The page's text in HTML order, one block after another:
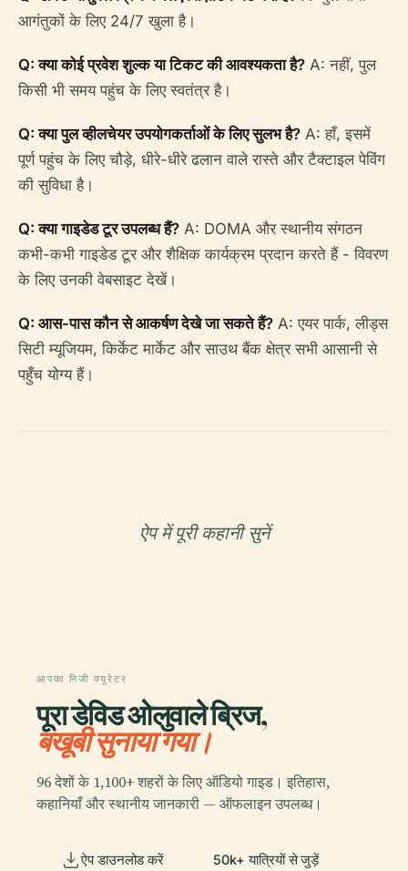
आगंतुकों के लिए 24/7 खुला है।
Q: क्या कोई प्रवेश शुल्क या टिकट की आवश्यकता है? A: नहीं, पुल
किसी भी समय पहुंच के लिए स्वतंत्र है।
Q: क्या पुल व्हीलचेयर उपयोगकर्ताओं के लिए सुलभ है? A: हाँ, इसमें
पूर्ण पहुंच के लिए चौड़े, धीरे-धीरे ढलान वाले रास्ते और टैक्टाइल पेविंग
की सुविधा है।
Q: क्या गाइडेड टूर उपलब्ध हैं? A: DOMA और स्थानीय संगठन
कभी-कभी गाइडेड टूर और शैक्षिक कार्यक्रम प्रदान करते हैं - विवरण
के लिए उनकी वेबसाइट देखें।
Q: आस-पास कौन से आकर्षण देखे जा सकते हैं? A: एयर पार्क, लीड्स
सिटी म्यूजियम, किर्केट मार्केट और साउथ बैंक क्षेत्र सभी आसानी से
पहुँच योग्य हैं।
ऐप में पूरी कहानी सुनें
आपका निजी क्यूरेटर
पूरा डेविड ओलुवाले ब्रिज,
बखूबी सुनाया गया।
96 देशों के 1,100+ शहरों के लिए ऑडियो गाइड। इतिहास,
कहानियाँ और स्थानीय जानकारी — ऑफलाइन उपलब्ध।
ऐप डाउनलोड करें 50k+ यात्रियों से जुड़ें